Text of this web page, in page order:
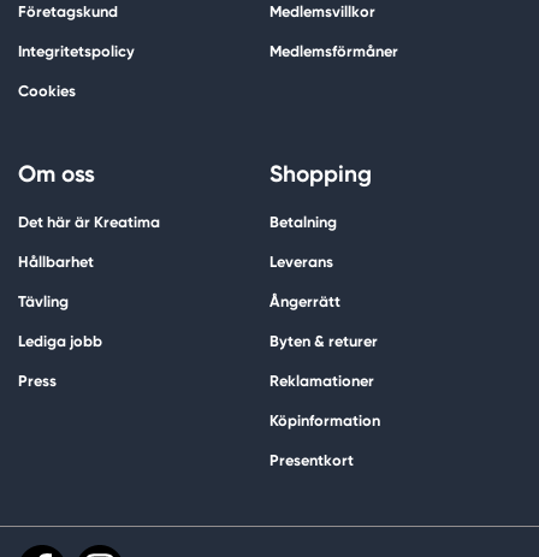
Företagskund
Integritetspolicy
Cookies
Medlemsvillkor
Medlemsförmåner
Om oss
Det här är Kreatima
Hållbarhet
Tävling
Lediga jobb
Press
Shopping
Betalning
Leverans
Ångerrätt
Byten & returer
Reklamationer
Köpinformation
Presentkort